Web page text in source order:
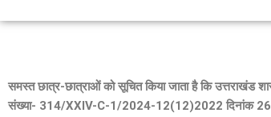
समस्त छात्र-छात्राओं को सूचित किया जाता है कि उत्तराखंड
संख्या- 314/XXIV-C-1/2024-12(12)2022 दिनांक 26